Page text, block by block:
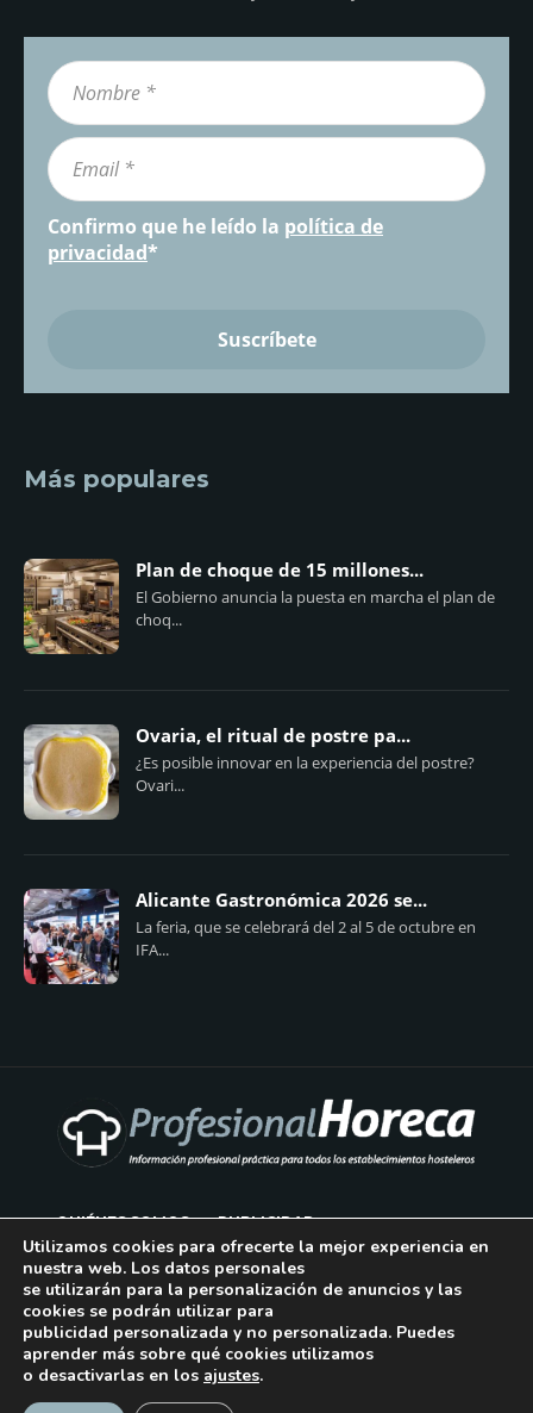
Confirmo que he leído la política de
privacidad*
Más populares
Plan de choque de 15 millones...
El Gobierno anuncia la puesta en marcha el plan de
choq...
Ovaria, el ritual de postre pa...
¿Es posible innovar en la experiencia del postre?
Ovari...
Alicante Gastronómica 2026 se...
La feria, que se celebrará del 2 al 5 de octubre en
IFA...
QUIÉNES SOMOS PUBLICIDAD
AVISO LEGAL
POLÍTICA DE COOKIES
POLÍTICA DE PRIVACIDAD
Utilizamos cookies para ofrecerte la mejor experiencia en
nuestra web. Los datos personales
se utilizarán para la personalización de anuncios y las
cookies se podrán utilizar para
publicidad personalizada y no personalizada. Puedes
aprender más sobre qué cookies utilizamos
o desactivarlas en los ajustes.